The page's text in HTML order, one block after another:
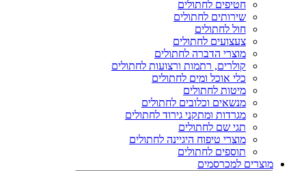
חטיפים לחתולים
שירותים לחתולים
חול לחתולים
צעצועים לחתולים
מוצרי הדברה לחתולים
קולרים, רתמות ורצועות לחתולים
כלי אוכל ומים לחתולים
מיטות לחתולים
מנשאים וכלובים לחתולים
מגרדות ומתקני גירוד לחתולים
תגי שם לחתולים
מוצרי טיפוח היגיינה לחתולים
תוספים לחתולים
מוצרים למכרסמים